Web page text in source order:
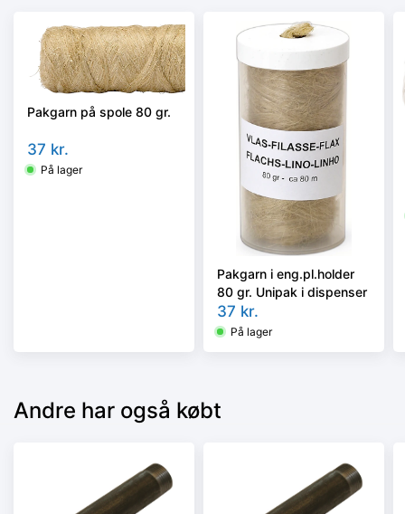
Pakgarn på spole 80 gr.
37 kr.
På lager
Pakgarn i eng.pl.holder
80 gr. Unipak i dispenser
37 kr.
På lager
Andre har også købt